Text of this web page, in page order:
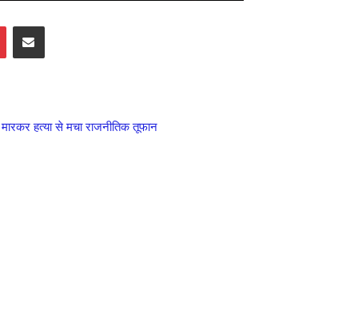
PinterestShare via Email
हत्या से मचा राजनीतिक तूफान